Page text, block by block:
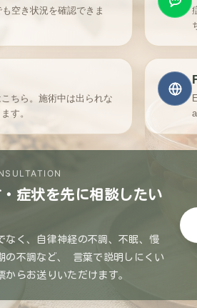
空き状況を確認できま
ちら。施術中は出られな
す。
症状を先に相談したい
なく、自律神経の不調、不眠、慢
の不調など、 言葉で説明しにくい
からお送りいただけます。